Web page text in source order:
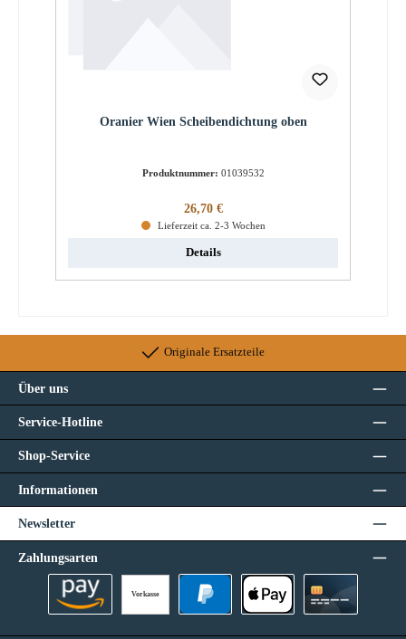
Oranier Wien Scheibendichtung oben
Produktnummer: 01039532
Regulärer Preis:
26,70 €
Lieferzeit ca. 2-3 Wochen
Details
Originale Ersatzteile
Über uns
Service-Hotline
Shop-Service
Informationen
Newsletter
Zahlungsarten
Vorkasse